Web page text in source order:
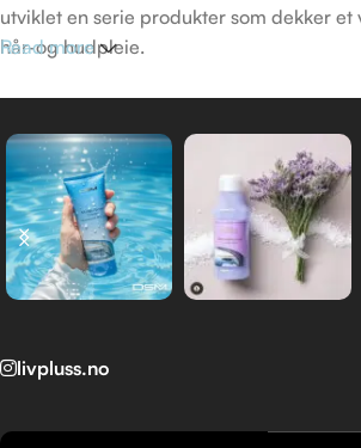
utviklet en serie produkter som dekker et
hår-og hudpleie.
DSM (Dead Sea Minerals) produkt linje
sine forskere, er laget for alle de som
rolle i avansert hudpleie.
Read more
livpluss.no